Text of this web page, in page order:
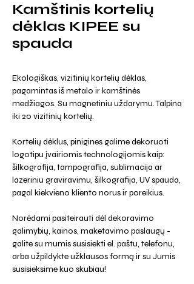
Kamštinis kortelių
dėklas KIPEE su
spauda
Ekologiškas, vizitinių kortelių dėklas,
pagamintas iš metalo ir kamštinės
medžiagos. Su magnetiniu uždarymu. Talpina
iki 20 vizitinių kortelių.
Kortelių dėklus, pinigines galime dekoruoti
logotipu įvairiomis technologijomis kaip:
šilkografija, tampografija, sublimacija ar
lazeriniu graviravimu, šilkografija, UV spauda,
pagal kiekvieno kliento norus ir poreikius.
Norėdami pasiteirauti dėl dekoravimo
galimybių, kainos, maketavimo paslaugų -
galite su mumis susisiekti el. paštu, telefonu,
arba užpildykte užklausos formą ir su Jumis
susisieksime kuo skubiau!